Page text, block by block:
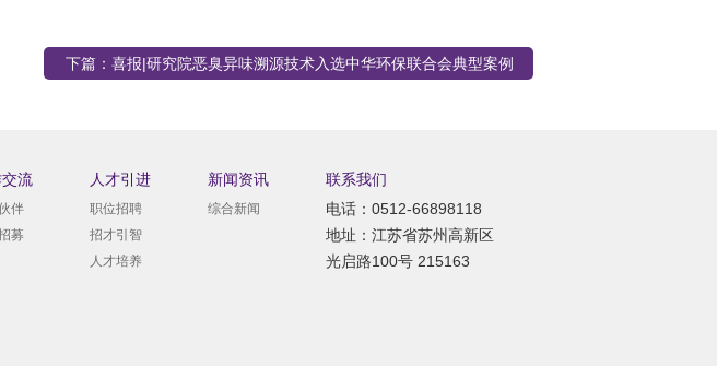
下篇： 喜报|研究院恶臭异味溯源技术入选中华环保联合会典型案例
流
伴
募
人才引进
职位招聘
招才引智
人才培养
新闻资讯
综合新闻
联系我们
电话：0512-66898118
地址：江苏省苏州高新区
光启路100号 215163